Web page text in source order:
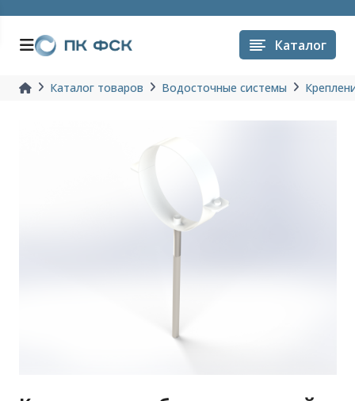
Каталог
Каталог товаров Водосточные системы